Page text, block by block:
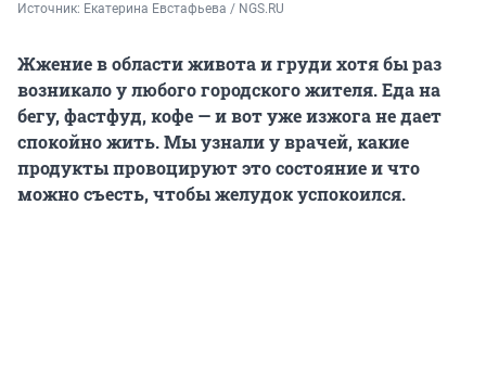
Источник: Екатерина Евстафьева / NGS.RU
Жжение в области живота и груди хотя бы раз
возникало у любого городского жителя. Еда на
бегу, фастфуд, кофе — и вот уже изжога не дает
спокойно жить. Мы узнали у врачей, какие
продукты провоцируют это состояние и что
можно съесть, чтобы желудок успокоился.